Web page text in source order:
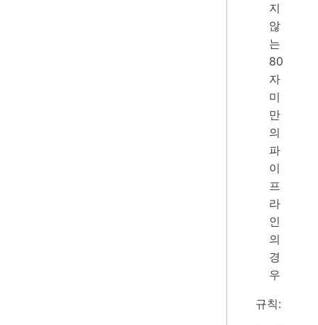
지
않
는
80
자
미
만
의
파
이
프
라
인
의
경
우
규칙: